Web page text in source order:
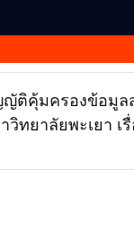
ญัติคุ้มครองข้อมูล
วิทยาลัยพะเยา